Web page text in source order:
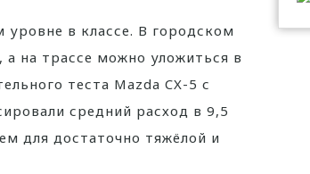
уровне в классе. В городском
на трассе можно уложиться в
теста Mazda CX-5 с
средний расход в 9,5
для достаточно тяжёлой и